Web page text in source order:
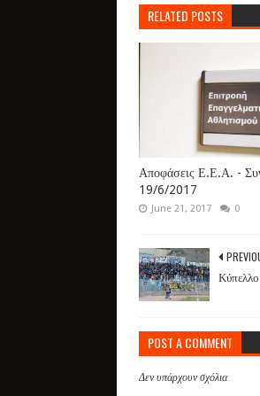
RELATED POSTS
Αποφάσεις Ε.Ε.Α. -
19/6/2017
June 21, 2017 0
POST A COMMENT
Δεν υπάρχουν σχόλια